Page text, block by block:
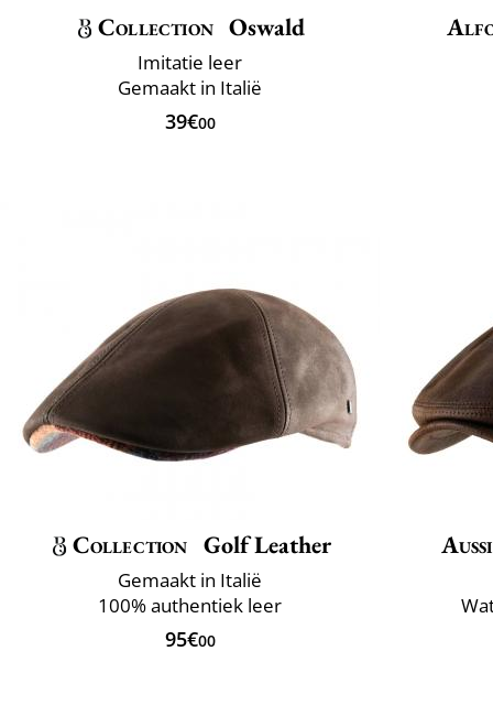
Collection Oswald
Imitatie leer
Gemaakt in Italië
39€00
Collection Golf Leather
Gemaakt in Italië
100% authentiek leer
95€00